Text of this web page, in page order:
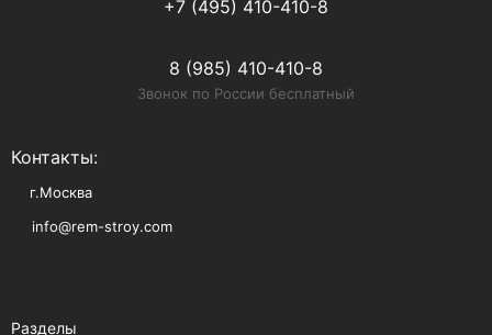
+7 (495) 410-410-8
8 (985) 410-410-8
Звонок по России бесплатный
Контакты:
г.Москва
info@rem-stroy.com
Разделы